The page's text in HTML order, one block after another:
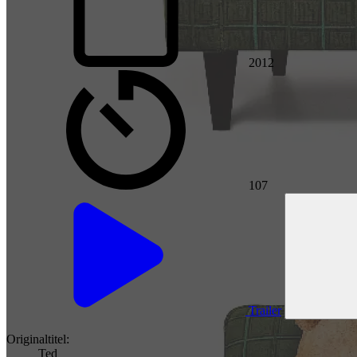
2012
107
Trailer
Originaltitel:
Ted